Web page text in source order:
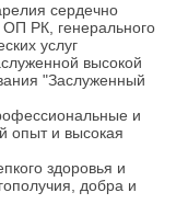
сердечно
ОП РК, генерального
услуг
высокой
"Заслуженный
и
опыт и высокая
здоровья и
добра и